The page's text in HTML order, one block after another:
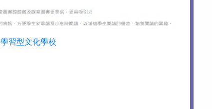
學習型文化學校